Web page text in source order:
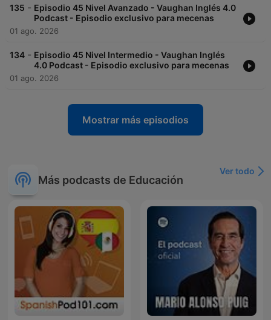
135 - Episodio 45 Nivel Avanzado - Vaughan Inglés 4.0
Podcast - Episodio exclusivo para mecenas
01 ago. 2026
134 - Episodio 45 Nivel Intermedio - Vaughan Inglés
4.0 Podcast - Episodio exclusivo para mecenas
01 ago. 2026
Mostrar más episodios
Más podcasts de Educación
Ver todo